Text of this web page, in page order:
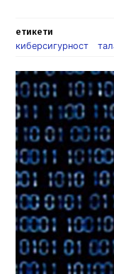
етикети
киберсигурност